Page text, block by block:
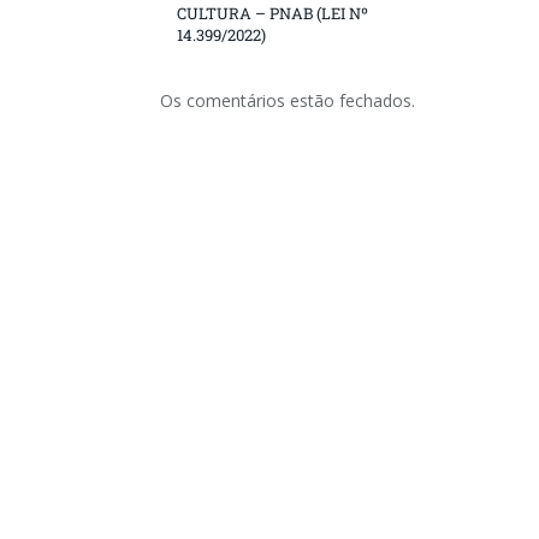
CULTURA – PNAB (LEI Nº
14.399/2022)
Os comentários estão fechados.